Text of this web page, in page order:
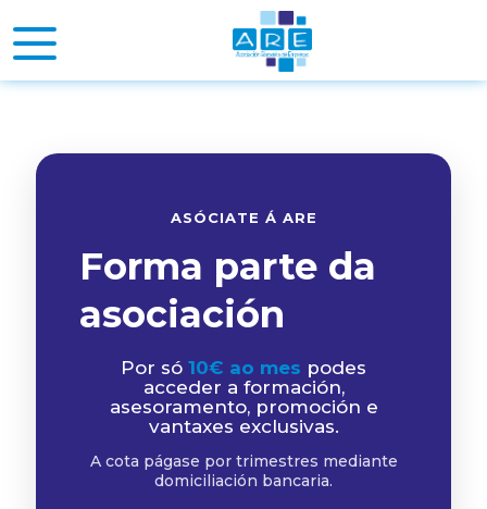
ASÓCIATE Á ARE
Forma parte da
asociación
Por só 10€ ao mes podes
acceder a formación,
asesoramento, promoción e
vantaxes exclusivas.
A cota págase por trimestres mediante
domiciliación bancaria.